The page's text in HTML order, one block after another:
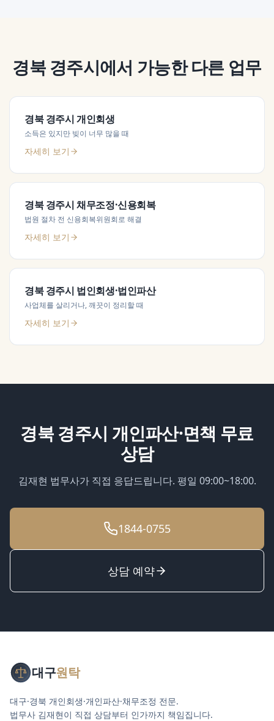
경북 경주시에서 가능한 다른 업무
경북 경주시개인회생
소득은 있지만 빚이 너무 많을 때
자세히 보기
경북 경주시채무조정·신용회복
법원 절차 전 신용회복위원회로 해결
자세히 보기
경북 경주시 법인회생·법인파산
사업체를 살리거나, 깨끗이 정리할 때
자세히 보기
경북 경주시 개인파산·면책 무료
상담
김재현 법무사가 직접 응답드립니다. 평일 09:00~18:00.
1844-0755
상담 예약
대구원탁
대구·경북 개인회생·개인파산·채무조정 전문.
법무사 김재현이 직접 상담부터 인가까지 책임집니다.